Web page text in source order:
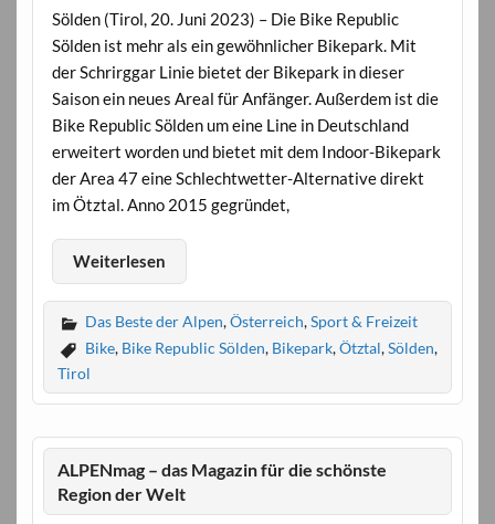
Sölden (Tirol, 20. Juni 2023) – Die Bike Republic
Sölden ist mehr als ein gewöhnlicher Bikepark. Mit
der Schrirggar Linie bietet der Bikepark in dieser
Saison ein neues Areal für Anfänger. Außerdem ist die
Bike Republic Sölden um eine Line in Deutschland
erweitert worden und bietet mit dem Indoor-Bikepark
der Area 47 eine Schlechtwetter-Alternative direkt
im Ötztal. Anno 2015 gegründet,
Weiterlesen
Das Beste der Alpen,Österreich,Sport & Freizeit
Bike, Bike Republic Sölden, Bikepark,Ötztal,Sölden,
Tirol
ALPENmag – das Magazin für die schönste
Region der Welt